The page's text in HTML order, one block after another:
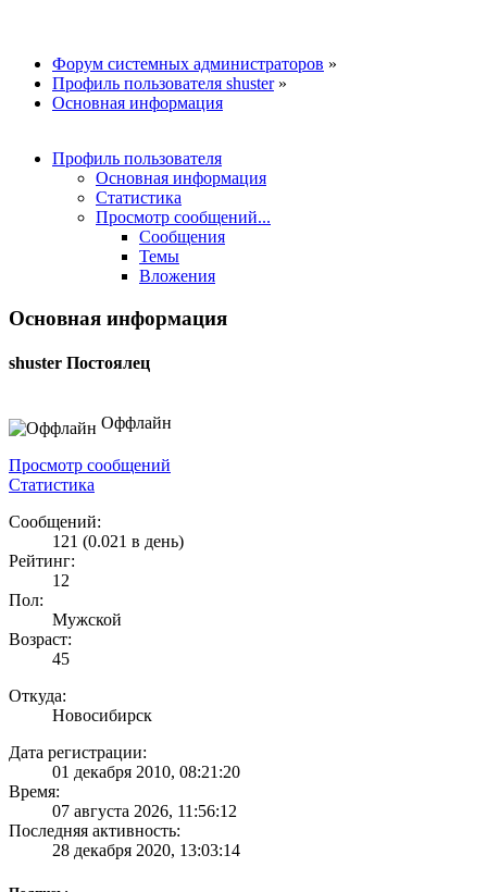
Форум системных администраторов »
Профиль пользователя shuster»
Основная информация
Профиль пользователя
Основная информация
Статистика
Просмотр сообщений...
Сообщения
Темы
Вложения
Основная информация
shuster Постоялец
Оффлайн
Просмотр сообщений
Статистика
Сообщений:
121 (0.021 в день)
Рейтинг:
12
Пол:
Мужской
Возраст:
45
Откуда:
Новосибирск
Дата регистрации:
01 декабря 2010, 08:21:20
Время:
07 августа 2026, 11:56:12
Последняя активность:
28 декабря 2020, 13:03:14